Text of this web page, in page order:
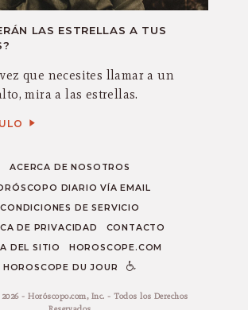
LAS ESTRELLAS A TUS
que necesites llamar a un
mira a las estrellas.
ACERCA DE NOSOTROS
DIARIO VÍA EMAIL
CONDICIONES DE SERVICIO
DE PRIVACIDAD
CONTACTO
DEL SITIO
HOROSCOPE.COM
HOROSCOPE DU JOUR
- Horóscopo.com, Inc. - Todos los Derechos